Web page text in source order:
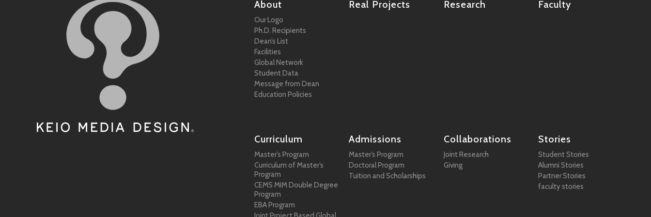
About
Our Logo
Ph.D. Recipients
Dean’s List
Facilities
Global Network
Student Data
Message from Dean
Education Policies
Real Projects Research Faculty
Curriculum
Master’s Program
Curriculum of Master’s
Program
CEMS MIM Double Degree
Program
EBA Program
Admissions
Master’s Program
Doctoral Program
Tuition and Scholarships
Collaborations
Joint Research
Giving
Stories
Student Stories
Alumni Stories
Partner Stories
faculty stories